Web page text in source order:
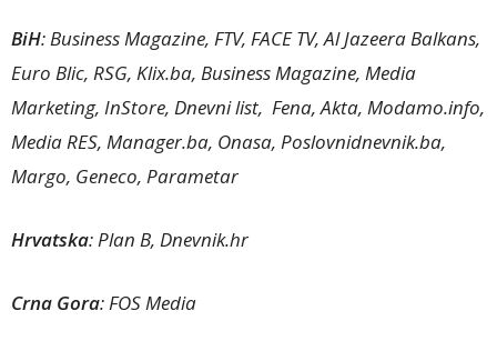
BiH: Business Magazine, FTV, FACE TV, Al Jazeera Balkans,
Euro Blic, RSG, Klix.ba, Business Magazine, Media
Marketing, InStore, Dnevni list, Fena, Akta, Modamo.info,
Media RES, Manager.ba, Onasa, Poslovnidnevnik.ba,
Margo, Geneco, Parametar
Hrvatska: Plan B, Dnevnik.hr
Crna Gora: FOS Media